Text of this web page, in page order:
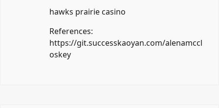
hawks prairie casino
References:
https://git.successkaoyan.com/alenamccl
oskey